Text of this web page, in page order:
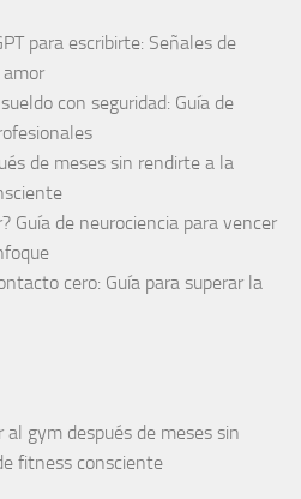
para escribirte: Señales de
con seguridad: Guía de
de meses sin rendirte a la
Guía de neurociencia para vencer
cero: Guía para superar la
al gym después de meses sin
fitness consciente